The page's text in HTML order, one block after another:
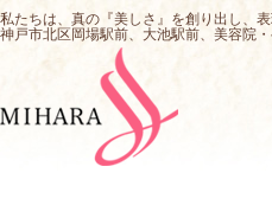
私たちは、真の『美しさ』を創り出し、
神戸市北区岡場駅前、大池駅前、美容院